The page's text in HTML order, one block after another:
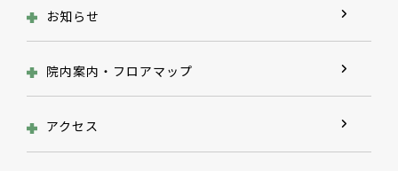
お知らせ
院内案内・フロアマップ
アクセス